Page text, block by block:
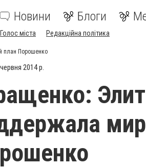
Новини Блоги
Голос міста Редакційна політика
план Порошенко
2014 р.